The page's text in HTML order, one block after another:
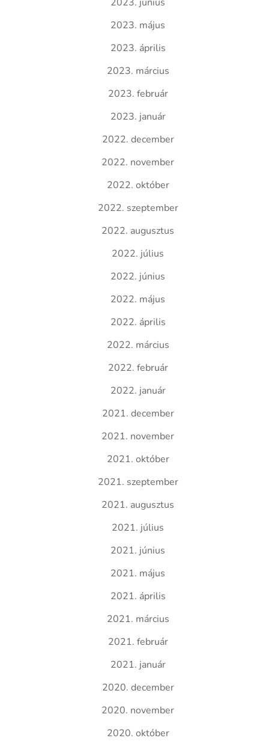
2023. május
2023. április
2023. március
2023. február
2023. január
2022. december
2022. november
2022. október
2022. szeptember
2022. augusztus
2022. július
2022. június
2022. május
2022. április
2022. március
2022. február
2022. január
2021. december
2021. november
2021. október
2021. szeptember
2021. augusztus
2021. július
2021. június
2021. május
2021. április
2021. március
2021. február
2021. január
2020. december
2020. november
2020. október